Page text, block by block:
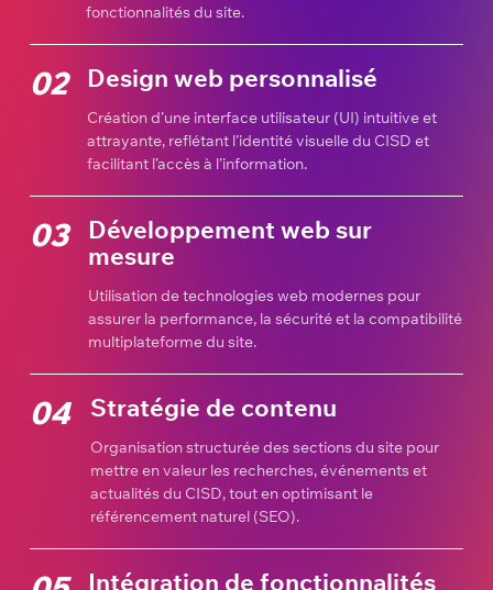
fonctionnalités du site.
Design web personnalisé
Création d’une interface utilisateur (UI) intuitive et
attrayante, reflétant l’identité visuelle du CISD et
facilitant l’accès à l’information.
02
Développement web sur
mesure
Utilisation de technologies web modernes pour
assurer la performance, la sécurité et la compatibilité
multiplateforme du site.
03
Stratégie de contenu
Organisation structurée des sections du site pour
mettre en valeur les recherches, événements et
actualités du CISD, tout en optimisant le
référencement naturel (SEO).
04
Intégration de fonctionnalités